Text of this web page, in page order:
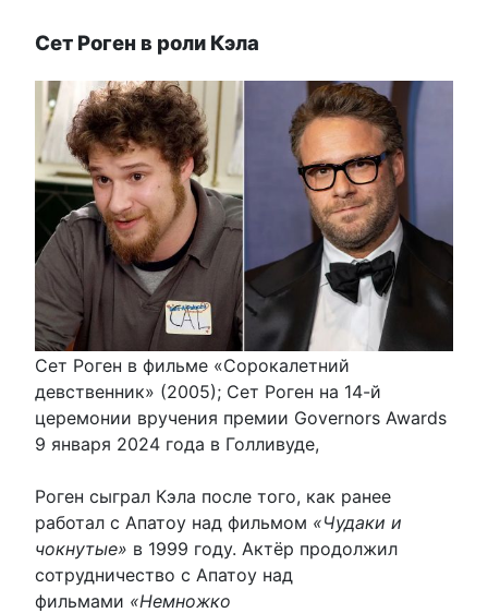
Сет Роген в роли Кэла
Сет Роген в фильме «Сорокалетний
девственник» (2005); Сет Роген на 14-й
церемонии вручения премии Governors Awards
9 января 2024 года в Голливуде,
Роген сыграл Кэла после того, как ранее
работал с Апатоу над фильмом «Чудаки и
чокнутые» в 1999 году. Актёр продолжил
сотрудничество с Апатоу над
фильмами «Немножко